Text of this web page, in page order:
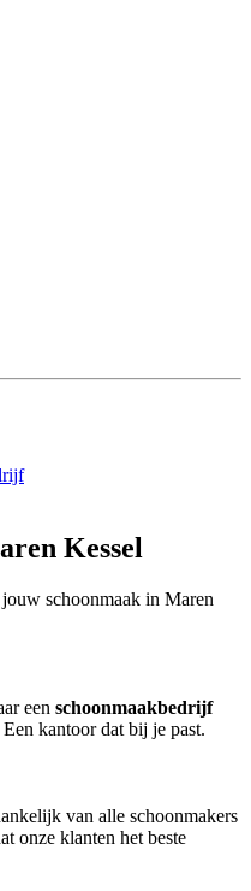
Kessel
schoonmaak in Maren
een schoonmaakbedrijf
kantoor dat bij je past.
van alle schoonmakers
onze klanten het beste